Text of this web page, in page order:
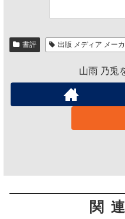
書評 出版 メディア メー
山雨 乃兎
関